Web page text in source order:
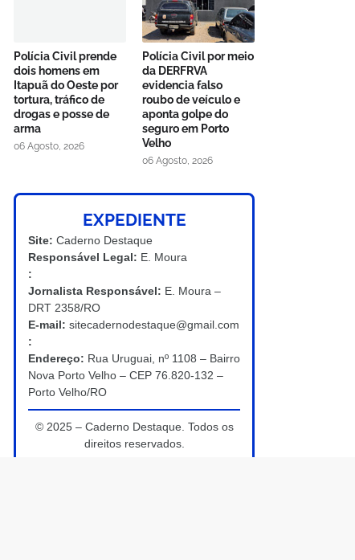
Polícia Civil prende
dois homens em
Itapuã do Oeste por
tortura, tráfico de
drogas e posse de
arma
06 Agosto, 2026
Polícia Civil por meio
da DERFRVA
evidencia falso
roubo de veículo e
aponta golpe do
seguro em Porto
Velho
06 Agosto, 2026
EXPEDIENTE
Site: Caderno Destaque
Responsável Legal: E. Moura
:
Jornalista Responsável: E. Moura –
DRT 2358/RO
E-mail: sitecadernodestaque@gmail.com
:
Endereço: Rua Uruguai, nº 1108 – Bairro
Nova Porto Velho – CEP 76.820-132 –
Porto Velho/RO
© 2025 – Caderno Destaque. Todos os
direitos reservados.